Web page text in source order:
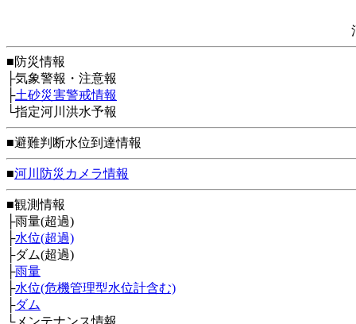
■防災情報
├気象警報・注意報
├土砂災害警戒情報
└指定河川洪水予報
■避難判断水位到達情報
■河川防災カメラ情報
■観測情報
├雨量(超過)
├水位(超過)
├ダム(超過)
├雨量
├水位(危機管理型水位計含む)
├ダム
└メンテナンス情報